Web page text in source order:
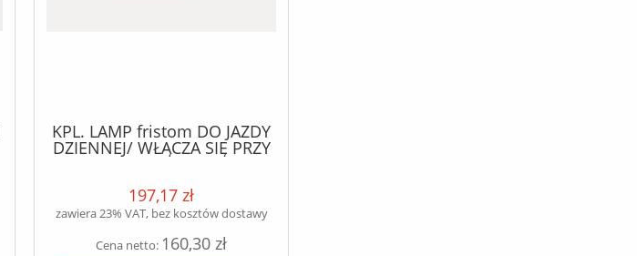
KPL. LAMP fristom DO JAZDY
DZIENNEJ/ WŁĄCZA SIĘ PRZY
ZAPŁONIE/ WYŁĄCZA PO
197,17 zł
zawiera 23% VAT, bez kosztów dostawy
Cena netto: 160,30 zł